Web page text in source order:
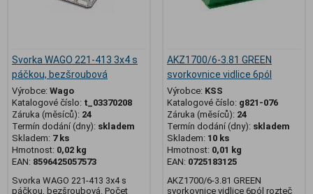
Svorka WAGO 221-413 3x4 s
páčkou, bezšroubová
Výrobce: Wago
Katalogové číslo: t_03370208
Záruka (měsíců): 24
Termín dodání (dny): skladem
Skladem: 7 ks
Hmotnost: 0,02 kg
EAN: 8596425057573
Svorka WAGO 221-413 3x4 s
páčkou, bezšroubová. Počet
AKZ1700/6-3.81 GREEN
svorkovnice vidlice 6pól
Výrobce: KSS
Katalogové číslo: g821-076
Záruka (měsíců): 24
Termín dodání (dny): skladem
Skladem: 10 ks
Hmotnost: 0,01 kg
EAN: 0725183125
AKZ1700/6-3.81 GREEN
svorkovnice vidlice 6pól rozteč